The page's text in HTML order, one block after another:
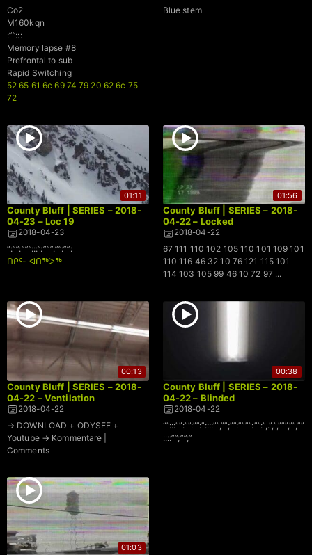
Co2
M160kqn
:””:::
Memory lapse #8
Prefrontal to sub
Rapid Switching
52 65 61 6c 69 74 79 20 62 6c 75
72
Blue stem
01:11
County Bluff | SERIES – 2018-
04-23 – Loc 19
2018-04-23
“:””:”””:::”:”””:””:””:
ᑎᑭᑦ- ᐊᑎᖅᐳᖅ
01:56
County Bluff | SERIES – 2018-
04-22 – Locked
2018-04-22
67 111 110 102 105 110 101 109 101
110 116 46 32 10 76 121 115 101
114 103 105 99 46 10 72 97 ...
00:13
County Bluff | SERIES – 2018-
04-22 – Ventilation
2018-04-22
→ DOWNLOAD + ODYSEE +
Youtube → Kommentare |
Comments
00:38
County Bluff | SERIES – 2018-
04-22 – Blinded
2018-04-22
“”:::””:””:””:”::::””,””;””:””””:””:”,.”,”,”””,””,””
::::””;””;”
01:03